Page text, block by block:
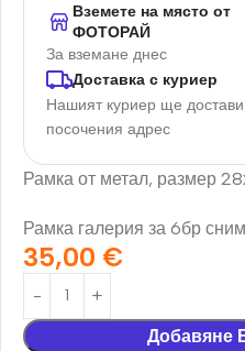
Вземете на място от
ФОТОРАЙ
За вземане днес
Доставка с куриер
Нашият куриер ще
посочения адрес
Рамка от метал, размер
Рамка галерия за 6бр
35,00 €
Добавяне